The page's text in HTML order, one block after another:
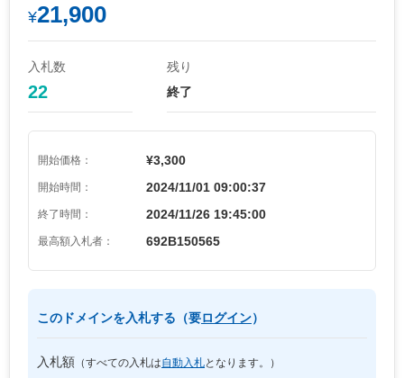
¥21,900
入札数
22
残り
終了
開始価格： ¥3,300
開始時間： 2024/11/01 09:00:37
終了時間： 2024/11/26 19:45:00
最高額入札者： 692B150565
このドメインを入札する（要ログイン）
入札額 （すべての入札は自動入札となります。）